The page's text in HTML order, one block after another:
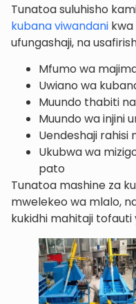
Tunatoa suluhisho
kubana viwandani kwa
ufungashaji, na
Mfumo wa
Uwiano wa
Muundo thabiti
Muundo wa injini
Uendeshaji rahisi
Ukubwa wa
pato
Tunatoa mashine za
mwelekeo wa mlalo,
kukidhi mahitaji tofauti